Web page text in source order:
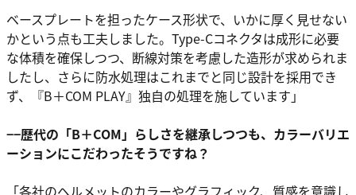
ベースプレートを担ったケース形状で、いかに厚く見せない
かという点も工夫しました。Type-Cコネクタは成形に必要
な体積を確保しつつ、断線対策を考慮した造形が求められま
したし、さらに防水処理はこれまでと同じ設計を採用でき
ず、『B＋COM PLAY』独自の処理を施しています」
−−歴代の「B＋COM」らしさを継承しつつも、カラーバリエ
ーションにこだわったそうですね？